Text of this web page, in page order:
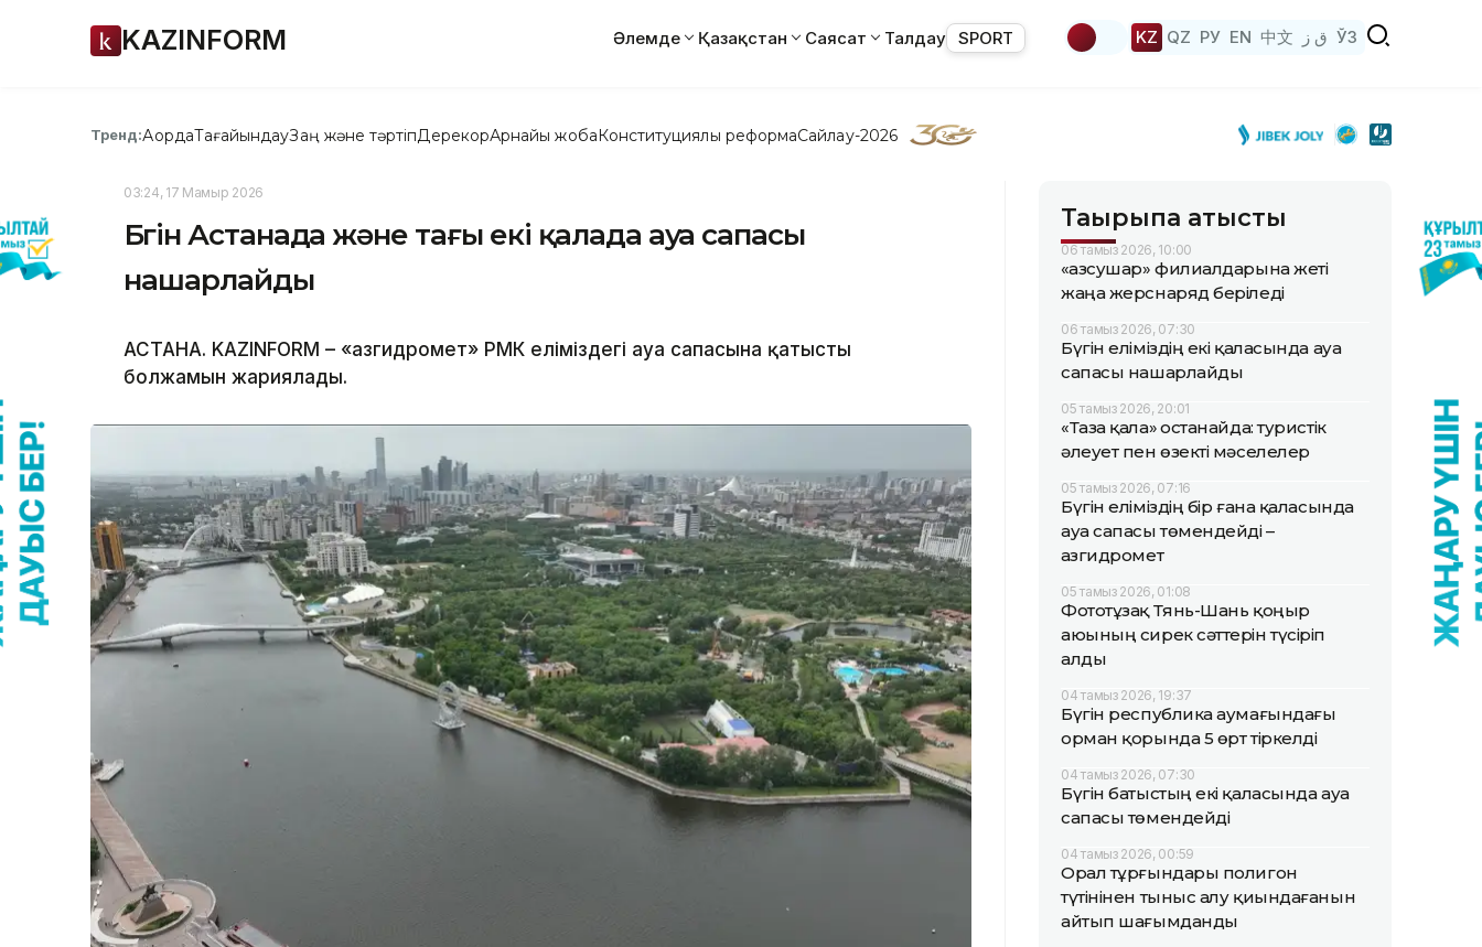
KAZINFORM Әлемде Қазақстан Саясат Талдау SPORT KZ QZ РУ EN 中文 ق ز ЎЗ
Тренд:АқордаТағайындауЗаң және тәртіпДерекқорАрнайы жобаКонституциялық реформаСайлау-2026
03:24, 17 Мамыр 2026
Бүгін Астанада және тағы екі қалада ауа сапасы
нашарлайды
АСТАНА. KAZINFORM – «Қазгидромет» РМК еліміздегі ауа сапасына қатысты
болжамын жариялады.
Тақырыпқа қатысты
06 тамыз 2026, 10:00
«Қазсушар» филиалдарына жеті
жаңа жерснаряд беріледі
06 тамыз 2026, 07:30
Бүгін еліміздің екі қаласында ауа
сапасы нашарлайды
05 тамыз 2026, 20:01
«Таза қала» Қостанайда: туристік
әлеует пен өзекті мәселелер
05 тамыз 2026, 07:16
Бүгін еліміздің бір ғана қаласында
ауа сапасы төмендейді –
Қазгидромет
05 тамыз 2026, 01:08
Фототұзақ Тянь-Шань қоңыр
аюының сирек сәттерін түсіріп
алды
04 тамыз 2026, 19:37
Бүгін республика аумағындағы
орман қорында 5 өрт тіркелді
04 тамыз 2026, 07:30
Бүгін батыстың екі қаласында ауа
сапасы төмендейді
04 тамыз 2026, 00:59
Орал тұрғындары полигон
түтінінен тыныс алу қиындағанын
айтып шағымданды